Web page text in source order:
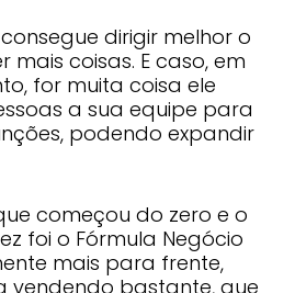
dirigir melhor o
mais coisas. E caso, em
for muita coisa ele
a sua equipe para
podendo expandir
começou do zero e o
foi o Fórmula Negócio
mais para frente,
vendendo bastante, que